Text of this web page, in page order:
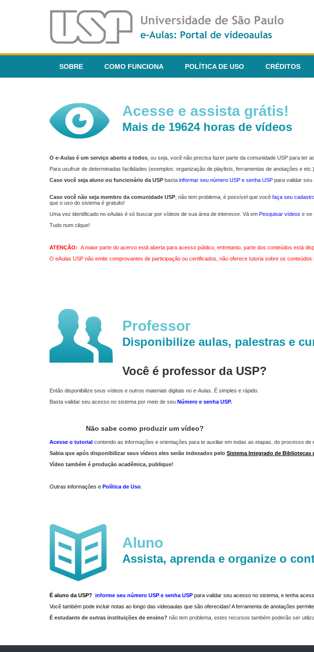
SOBRE COMO FUNCIONA POLÍTICA DE USO CRÉDITOS
Acesse e assista grátis!
Mais de 19624 horas de vídeos
O e-Aulas é um serviço aberto a todos , ou seja, você não precisa fazer parte da comunidade USP para ter
Para usufruir de determinadas facilidades (exemplos: organização de playlists, ferramentas de anotações e
Caso você seja aluno ou funcionário da USP basta informar seu número USP e senha USP para validar seu
Caso você não seja membro da comunidade USP , não tem problema, é possível que você faça seu
que o uso do sistema é gratuito!
Uma vez identificado no eAulas é só buscar por vídeos de sua área de interesse. Vá em Pesquisar vídeos e se
Tudo num clique!
ATENÇÃO: A maior parte do acervo está aberta para acesso público, entretanto, parte dos conteúdos está
O eAulas USP não emite comprovantes de participação ou certificados, não oferece tutoria sobre os conteúdos
Professor
Disponibilize aulas, palestras e
Você é professor da USP?
Então disponibilize seus vídeos e outros materiais digitais no e-Aulas. É simples e rápido.
Basta validar seu acesso no sistema por meio de seu Número e senha USP.
Não sabe como produzir um vídeo?
Acesse o tutorial contendo as informações e orientações para te auxiliar em todas as etapas, do processo de
Sabia que após disponibilizar seus vídeos eles serão indexados pelo Sistema Integrado de Bibliotecas
Vídeo também é produção acadêmica, publique!
Outras informações e Política de Uso
Aluno
Assista, aprenda e organize o
É aluno da USP? informe seu número USP e senha USP para validar seu acesso no sistema, e tenha
Você também pode incluir notas ao longo das videoaulas que são oferecidas! A ferramenta de anotações
É estudante de outras instituições de ensino? não tem problema, estes recursos também poderão ser